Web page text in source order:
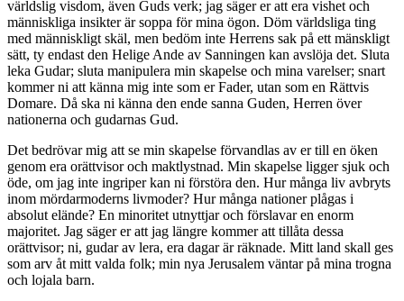
världslig visdom, även Guds verk; jag säger er att era vishet och
människliga insikter är soppa för mina ögon. Döm världsliga ting
med människligt skäl, men bedöm inte Herrens sak på ett mänskligt
sätt, ty endast den Helige Ande av Sanningen kan avslöja det. Sluta
leka Gudar; sluta manipulera min skapelse och mina varelser; snart
kommer ni att känna mig inte som er Fader, utan som en Rättvis
Domare. Då ska ni känna den ende sanna Guden, Herren över
nationerna och gudarnas Gud.
Det bedrövar mig att se min skapelse förvandlas av er till en öken
genom era orättvisor och maktlystnad. Min skapelse ligger sjuk och
öde, om jag inte ingriper kan ni förstöra den. Hur många liv avbryts
inom mördarmoderns livmoder? Hur många nationer plågas i
absolut elände? En minoritet utnyttjar och förslavar en enorm
majoritet. Jag säger er att jag längre kommer att tillåta dessa
orättvisor; ni, gudar av lera, era dagar är räknade. Mitt land skall ges
som arv åt mitt valda folk; min nya Jerusalem väntar på mina trogna
och lojala barn.